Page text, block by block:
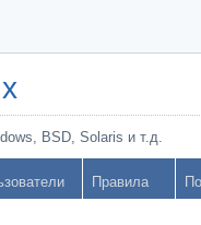
BSD, Solaris и т.д.
Правила